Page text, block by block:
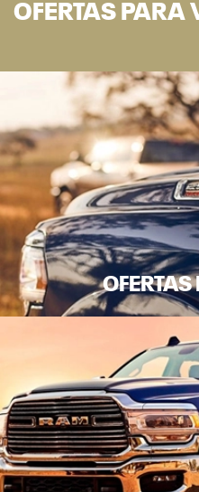
OFERTAS PARA